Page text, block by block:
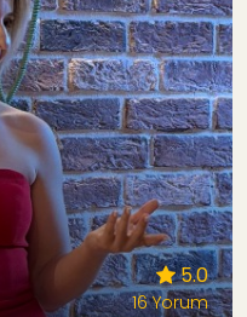
5.0
16 Yorum